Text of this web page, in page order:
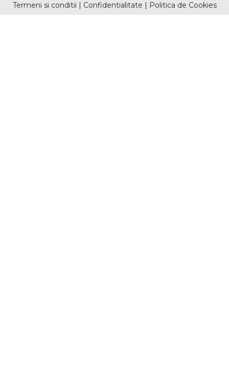
Termeni si conditii | Confidentialitate | Politica de Cookies